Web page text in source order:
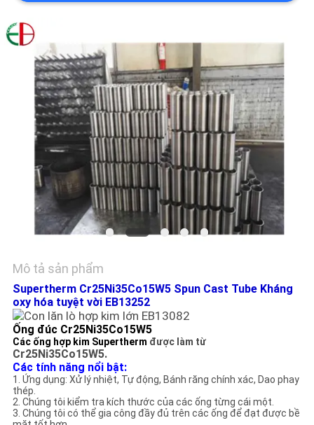
LIÊN
CHÚNG
TỨC
YÊU
CẦU
BÁO
GIÁ
SƠ
ĐỒ
TRANG
WEB
Mô tả sản phẩm
Supertherm Cr25Ni35Co15W5 Spun Cast Tube Kháng
oxy hóa tuyệt vời EB13252
Ống đúc Cr25Ni35Co15W5
Các ống hợp kim Supertherm được làm từ
Cr25Ni35Co15W5.
Các tính năng nổi bật:
1. Ứng dụng: Xử lý nhiệt, Tự động, Bánh răng chính xác, Dao phay
thép.
2. Chúng tôi kiểm tra kích thước của các ống từng cái một.
3. Chúng tôi có thể gia công đầy đủ trên các ống để đạt được bề